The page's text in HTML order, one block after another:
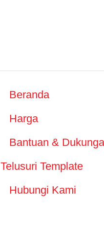
Beranda
Harga
Bantuan &
Telusuri Template
Hubungi Kami